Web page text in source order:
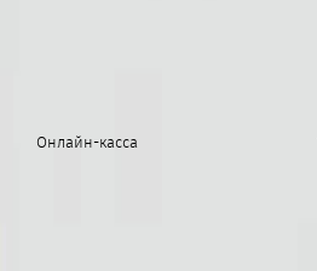
Онлайн-касса